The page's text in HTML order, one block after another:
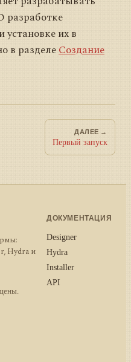
разработке
установке их в
в разделеСоздание
ДАЛЕЕ →
Первый запуск
Hydra и
ДОКУМЕНТАЦИЯ
Designer
Hydra
Installer
API